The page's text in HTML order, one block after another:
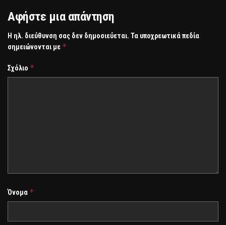
Αφήστε μια απάντηση
Η ηλ. διεύθυνση σας δεν δημοσιεύεται. Τα υποχρεωτικά πεδία
σημειώνονται με *
Σχόλιο *
Όνομα *